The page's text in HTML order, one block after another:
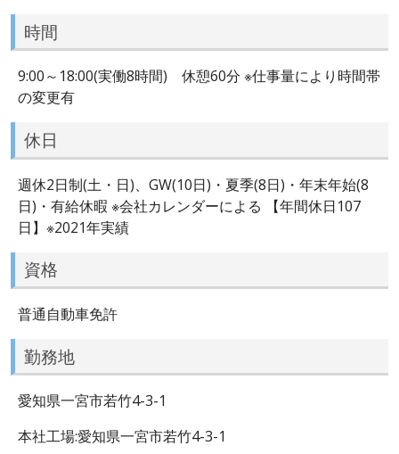
時間
9:00～18:00(実働8時間) 休憩60分 ※仕事量により時間帯
の変更有
休日
週休2日制(土・日)、GW(10日)・夏季(8日)・年末年始(8
日)・有給休暇 ※会社カレンダーによる 【年間休日107
日】※2021年実績
資格
普通自動車免許
勤務地
愛知県一宮市若竹4-3-1
本社工場:愛知県一宮市若竹4-3-1